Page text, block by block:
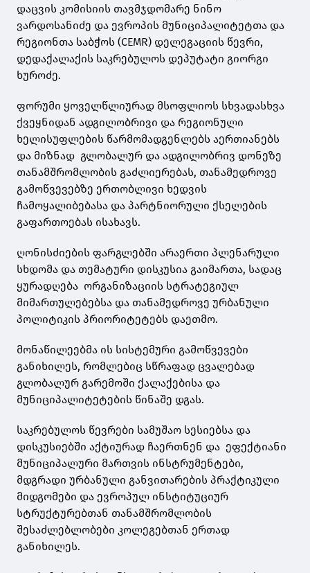
დაცვის კომისიის თავმჯდომარე ნინო
ვარდოსანიძე და ევროპის მუნიციპალიტეტთა და
რეგიონთა საბჭოს (CEMR) დელეგაციის წევრი,
დედაქალაქის საკრებულოს დეპუტატი გიორგი
ხუროძე.
ფორუმი ყოველწლიურად მსოფლიოს სხვადასხვა
ქვეყნიდან ადგილობრივი და რეგიონული
ხელისუფლების წარმომადგენლებს აერთიანებს
და მიზნად გლობალურ და ადგილობრივ დონეზე
თანამშრომლობის გაძლიერებას, თანამედროვე
გამოწვევებზე ერთობლივი ხედვის
ჩამოყალიბებასა და პარტნიორული ქსელების
გაფართოებას ისახავს.
ღონისძიების ფარგლებში არაერთი პლენარული
სხდომა და თემატური დისკუსია გაიმართა, სადაც
ყურადღება ორგანიზაციის სტრატეგიულ
მიმართულებებსა და თანამედროვე ურბანული
პოლიტიკის პრიორიტეტებს დაეთმო.
მონაწილეებმა ის სისტემური გამოწვევები
განიხილეს, რომლებიც სწრაფად ცვალებად
გლობალურ გარემოში ქალაქებისა და
მუნიციპალიტეტების წინაშე დგას.
საკრებულოს წევრები სამუშაო სესიებსა და
დისკუსიებში აქტიურად ჩაერთნენ და ეფექტიანი
მუნიციპალური მართვის ინსტრუმენტები,
მდგრადი ურბანული განვითარების პრაქტიკული
მიდგომები და ევროპულ ინსტიტუციურ
სტრუქტურებთან თანამშრომლობის
შესაძლებლობები კოლეგებთან ერთად
განიხილეს.